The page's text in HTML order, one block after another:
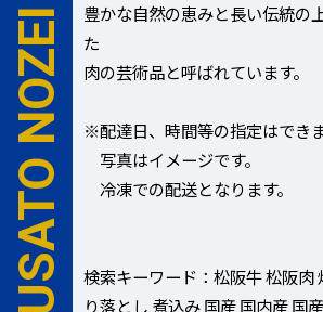
豊かな自然の恵みと長い伝統の
た
肉の芸術品と呼ばれています。
※配達日、時間等の指定はでき
写真はイメージです。
冷凍での配送となります。
検索キーワード：松阪牛 松阪肉
り落とし 煮込み 国産 国内産 国